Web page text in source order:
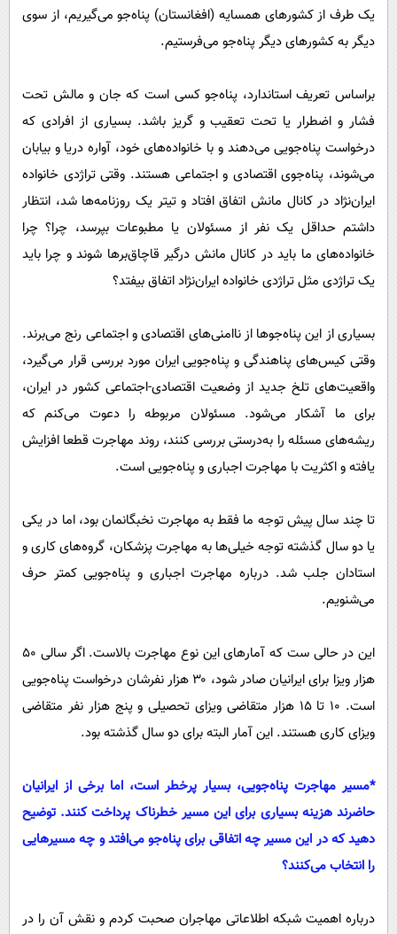
یک طرف از کشور‌های همسایه (افغانستان) پناه‌جو می‌گیریم، از سوی
دیگر به کشور‌های دیگر پناه‌جو می‌فرستیم.
بر‌اساس تعریف استاندارد، پناه‌جو کسی است که جان و مالش تحت
فشار و اضطرار یا تحت تعقیب و گریز باشد. بسیاری از افرادی که
درخواست پناه‌جویی می‌دهند و با خانواده‌های خود، آواره دریا و بیابان
می‌شوند، پناه‌جوی اقتصادی و اجتماعی هستند. وقتی تراژدی خانواده
ایران‌نژاد در کانال مانش اتفاق افتاد و تیتر یک روزنامه‌ها شد، انتظار
داشتم حداقل یک نفر از مسئولان یا مطبوعات بپرسد، چرا؟ چرا
خانواده‌های ما باید در کانال مانش درگیر قاچاق‌بر‌ها شوند و چرا باید
یک تراژدی مثل تراژدی خانواده ایران‌نژاد اتفاق بیفتد؟
بسیاری از این پناه‌جو‌ها از ناامنی‌های اقتصادی و اجتماعی رنج می‌برند.
وقتی کیس‌های پناهندگی و پناه‌جویی ایران مورد بررسی قرار می‌گیرد،
واقعیت‌های تلخ جدید از وضعیت اقتصادی-اجتماعی کشور در ایران،
برای ما آشکار می‌شود. مسئولان مربوطه را دعوت می‌کنم که
ریشه‌های مسئله را به‌درستی بررسی کنند، روند مهاجرت قطعا افزایش
یافته و اکثریت با مهاجرت اجباری و پناه‌جویی است.
تا چند سال پیش توجه ما فقط به مهاجرت نخبگانمان بود، اما در یکی
یا دو سال گذشته توجه خیلی‌ها به مهاجرت پزشکان، گروه‌های کاری و
استادان جلب شد. درباره مهاجرت اجباری و پناه‌جویی کمتر حرف
می‌شنویم.
این در حالی ست که آمار‌های این نوع مهاجرت بالاست. اگر سالی ۵۰
هزار ویزا برای ایرانیان صادر شود، ۳۰ هزار نفرشان درخواست پناه‌جویی
است. ۱۰ تا ۱۵ هزار متقاضی ویزای تحصیلی و پنج هزار نفر متقاضی
ویزای کاری هستند. این آمار البته برای دو سال گذشته بود.
‌*مسیر مهاجرت پناه‌جویی، بسیار پرخطر است، اما برخی از ایرانیان
حاضرند هزینه بسیاری برای این مسیر خطرناک پرداخت کنند. توضیح
دهید که در این مسیر چه اتفاقی برای پناه‌جو می‌افتد و چه مسیر‌هایی
را انتخاب می‌کنند؟
درباره اهمیت شبکه اطلاعاتی مهاجران صحبت کردم و نقش آن را در